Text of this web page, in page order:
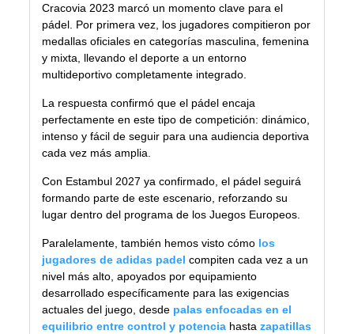
Cracovia 2023 marcó un momento clave para el
pádel. Por primera vez, los jugadores compitieron por
medallas oficiales en categorías masculina, femenina
y mixta, llevando el deporte a un entorno
multideportivo completamente integrado.
La respuesta confirmó que el pádel encaja
perfectamente en este tipo de competición: dinámico,
intenso y fácil de seguir para una audiencia deportiva
cada vez más amplia.
Con Estambul 2027 ya confirmado, el pádel seguirá
formando parte de este escenario, reforzando su
lugar dentro del programa de los Juegos Europeos.
Paralelamente, también hemos visto cómo los
jugadores de adidas padel compiten cada vez a un
nivel más alto, apoyados por equipamiento
desarrollado específicamente para las exigencias
actuales del juego, desde palas enfocadas en el
equilibrio entre control y potencia hastazapatillas